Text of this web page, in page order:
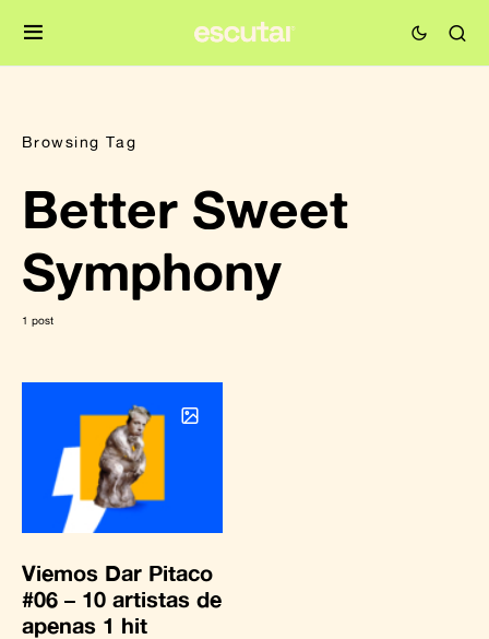
Browsing Tag
Better Sweet
Symphony
1 post
Viemos Dar Pitaco
#06 – 10 artistas de
apenas 1 hit